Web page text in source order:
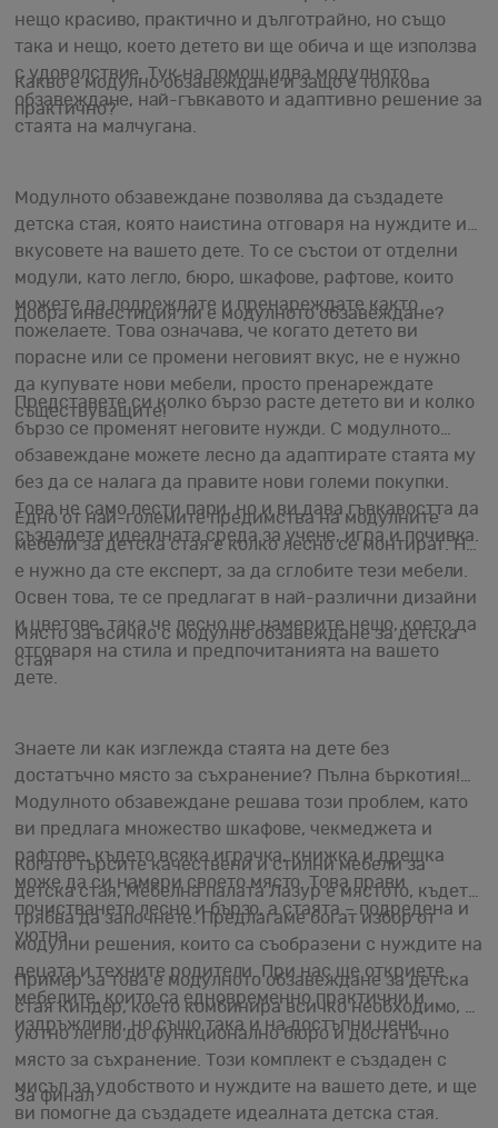
нещо красиво, практично и дълготрайно, но също
така и нещо, което детето ви ще обича и ще използва
с удоволствие. Тук на помощ идва модулното
обзавеждане, най-гъвкавото и адаптивно решение за
стаята на малчугана.
Какво е модулно обзавеждане и защо е толкова
практично?
Модулното обзавеждане позволява да създадете
детска стая, която наистина отговаря на нуждите и
вкусовете на вашето дете. То се състои от отделни
модули, като легло, бюро, шкафове, рафтове, които
можете да подреждате и пренареждате както
пожелаете. Това означава, че когато детето ви
порасне или се промени неговият вкус, не е нужно
да купувате нови мебели, просто пренареждате
съществуващите!
Добра инвестиция ли е модулното обзавеждане?
Представете си колко бързо расте детето ви и колко
бързо се променят неговите нужди. С модулното
обзавеждане можете лесно да адаптирате стаята му
без да се налага да правите нови големи покупки.
Това не само пести пари, но и ви дава гъвкавостта да
създадете идеалната среда за учене, игра и почивка.
Едно от най-големите предимства на модулните
мебели за детска стая е колко лесно се монтират. Не
е нужно да сте експерт, за да сглобите тези мебели.
Освен това, те се предлагат в най-различни дизайни
и цветове, така че лесно ще намерите нещо, което да
отговаря на стила и предпочитанията на вашето
дете.
Място за всичко с модулно обзавеждане за детска
стая
Знаете ли как изглежда стаята на дете без
достатъчно място за съхранение? Пълна бъркотия!
Модулното обзавеждане решава този проблем, като
ви предлага множество шкафове, чекмеджета и
рафтове, където всяка играчка, книжка и дрешка
може да си намери своето място. Това прави
почистването лесно и бързо, а стаята – подредена и
уютна.
Когато търсите качествени и стилни мебели за
детска стая, Мебелна палата Лазур е мястото, където
трябва да започнете. Предлагаме богат избор от
модулни решения, които са съобразени с нуждите на
децата и техните родители. При нас ще откриете
мебелите, които са едновременно практични и
издръжливи, но също така и на достъпни цени.
Пример за това е модулното обзавеждане за детска
стая Киндер, което комбинира всичко необходимо, от
уютно легло до функционално бюро и достатъчно
място за съхранение. Този комплект е създаден с
мисъл за удобството и нуждите на вашето дете, и ще
ви помогне да създадете идеалната детска стая.
За финал